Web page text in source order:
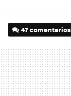
47 comentarios